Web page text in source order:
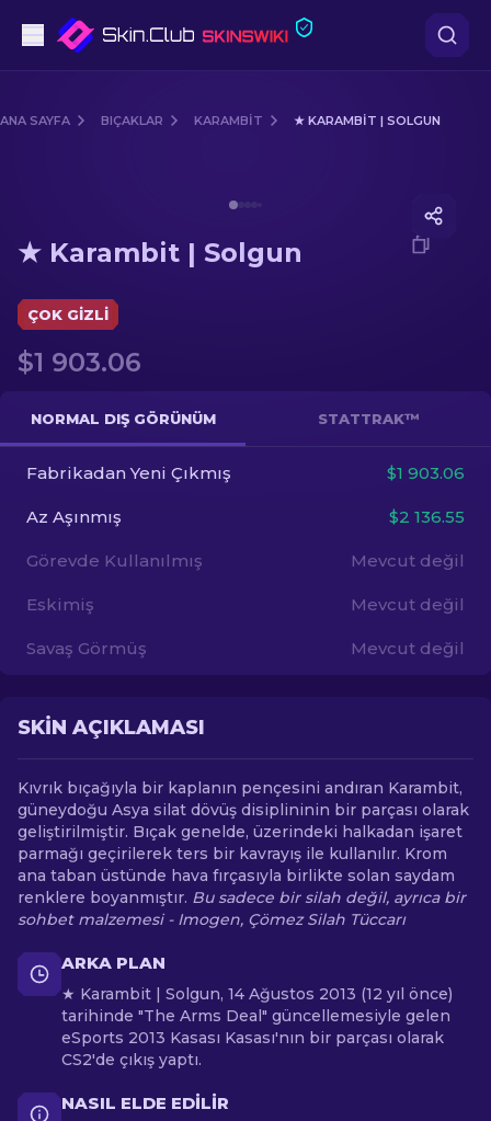
Dürbünlü Tüfek
Bıçaklar
Eldiven
Kasalar
Diğer
ANA SAYFA BIÇAKLAR KARAMBIT ★ KARAMBIT | SOLGUN
★ Karambit | Solgun
ÇOK GIZLI
$1 903.06
NORMAL DIŞ GÖRÜNÜM STATTRAK™
Fabrikadan Yeni Çıkmış $1 903.06
Az Aşınmış $2 136.55
Görevde Kullanılmış Mevcut değil
Eskimiş Mevcut değil
Savaş Görmüş Mevcut değil
SKIN AÇIKLAMASI
Kıvrık bıçağıyla bir kaplanın pençesini andıran Karambit,
güneydoğu Asya silat dövüş disiplininin bir parçası olarak
geliştirilmiştir. Bıçak genelde, üzerindeki halkadan işaret
parmağı geçirilerek ters bir kavrayış ile kullanılır. Krom
ana taban üstünde hava fırçasıyla birlikte solan saydam
renklere boyanmıştır. Bu sadece bir silah değil, ayrıca bir
sohbet malzemesi - Imogen, Çömez Silah Tüccarı
ARKA PLAN
★ Karambit | Solgun, 14 Ağustos 2013 (12 yıl önce)
tarihinde "The Arms Deal" güncellemesiyle gelen
eSports 2013 Kasası Kasası'nın bir parçası olarak
CS2'de çıkış yaptı.
NASIL ELDE EDILIR